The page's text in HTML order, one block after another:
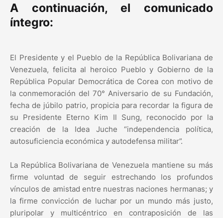
A continuación, el comunicado
íntegro:
El Presidente y el Pueblo de la República Bolivariana de
Venezuela, felicita al heroico Pueblo y Gobierno de la
República Popular Democrática de Corea con motivo de
la conmemoración del 70° Aniversario de su Fundación,
fecha de júbilo patrio, propicia para recordar la figura de
su Presidente Eterno Kim Il Sung, reconocido por la
creación de la Idea Juche “independencia política,
autosuficiencia económica y autodefensa militar”.
La República Bolivariana de Venezuela mantiene su más
firme voluntad de seguir estrechando los profundos
vínculos de amistad entre nuestras naciones hermanas; y
la firme convicción de luchar por un mundo más justo,
pluripolar y multicéntrico en contraposición de las